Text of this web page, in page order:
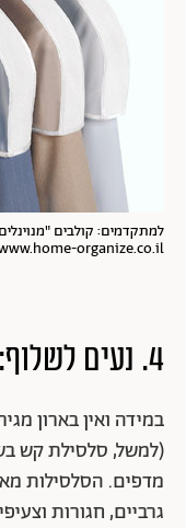
למתקדמים: קולבים
organize.co.il
4. נעים לשלוף: גרביים, הלבשה תחתונה
במידה ואין בארון
(למשל, סלסילת קש
מדפים. הסלסילות
גרביים, חגורות